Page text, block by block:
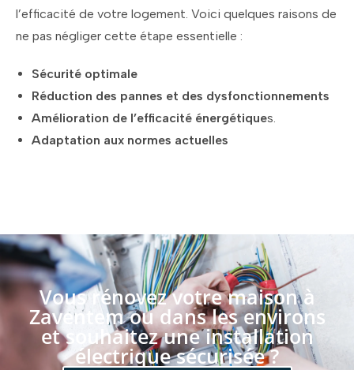
l’efficacité de votre logement. Voici quelques raisons de
ne pas négliger cette étape essentielle :
Sécurité optimale
Réduction des pannes et des dysfonctionnements
Amélioration de l’efficacité énergétiques.
Adaptation aux normes actuelles
Vous rénovez votre maison à
Zaventem ou dans les environs
et souhaitez une installation
électrique sécurisée ?